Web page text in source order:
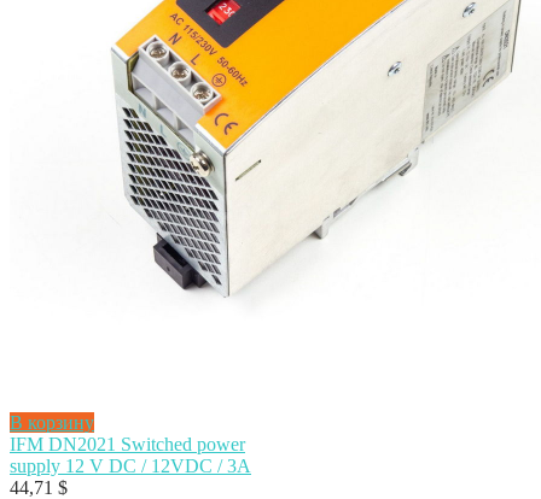
В корзину
IFM DN2021 Switched power
supply 12 V DC / 12VDC / 3A
44,71 $